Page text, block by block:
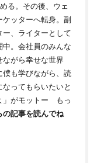
る。その後、ウェ
ケッターへ転身。副
、ライターとして
。会社員のみんな
がら幸せな世界
も学びながら、読
ってもらいたいと
」がモットー もっ
の記事を読んでね